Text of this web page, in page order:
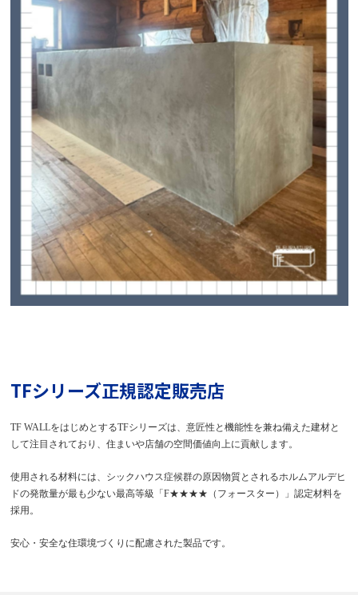
TFシリーズ正規認定販売店
TF WALLをはじめとするTFシリーズは、意匠性と機能性を兼ね備えた建材と
して注目されており、住まいや店舗の空間価値向上に貢献します。
使用される材料には、シックハウス症候群の原因物質とされるホルムアルデヒ
ドの発散量が最も少ない最高等級「F★★★★（フォースター）」認定材料を
採用。
安心・安全な住環境づくりに配慮された製品です。